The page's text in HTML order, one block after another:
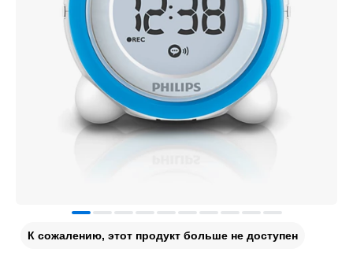
К сожалению, этот продукт больше не доступен